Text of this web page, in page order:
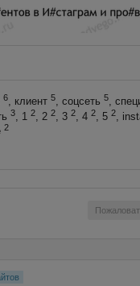
6, клиент 5, соцсеть 5,
3, 1 2, 2 2, 3 2, 4 2, 5 2,
2